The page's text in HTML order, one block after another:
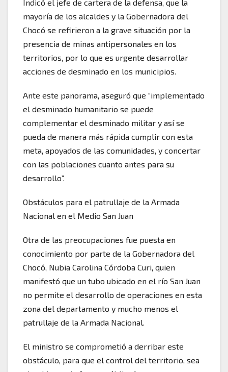
Indicó el jefe de cartera de la defensa, que la
mayoría de los alcaldes y la Gobernadora del
Chocó se refirieron a la grave situación por la
presencia de minas antipersonales en los
territorios, por lo que es urgente desarrollar
acciones de desminado en los municipios.
Ante este panorama, aseguró que “implementado
el desminado humanitario se puede
complementar el desminado militar y así se
pueda de manera más rápida cumplir con esta
meta, apoyados de las comunidades, y concertar
con las poblaciones cuanto antes para su
desarrollo”.
Obstáculos para el patrullaje de la Armada
Nacional en el Medio San Juan
Otra de las preocupaciones fue puesta en
conocimiento por parte de la Gobernadora del
Chocó, Nubia Carolina Córdoba Curi, quien
manifestó que un tubo ubicado en el río San Juan
no permite el desarrollo de operaciones en esta
zona del departamento y mucho menos el
patrullaje de la Armada Nacional.
El ministro se comprometió a derribar este
obstáculo, para que el control del territorio, sea